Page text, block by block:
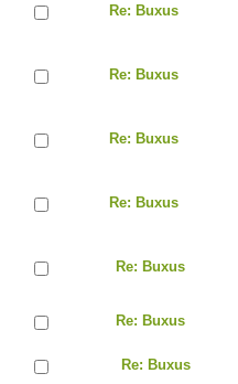
Re: Buxus
Re: Buxus
Re: Buxus
Re: Buxus
Re: Buxus
Re: Buxus
Re: Buxus